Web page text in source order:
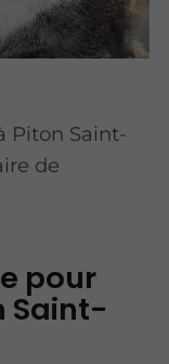
Piton Saint-
de
pour
Saint-